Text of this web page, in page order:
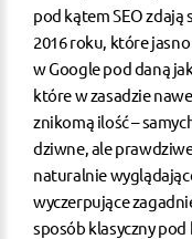
pod kątem SEO
2016 roku, które
w Google pod daną
które w zasadzie
znikomą ilość –
dziwne, ale
naturalnie
wyczerpujące
sposób klasyczny